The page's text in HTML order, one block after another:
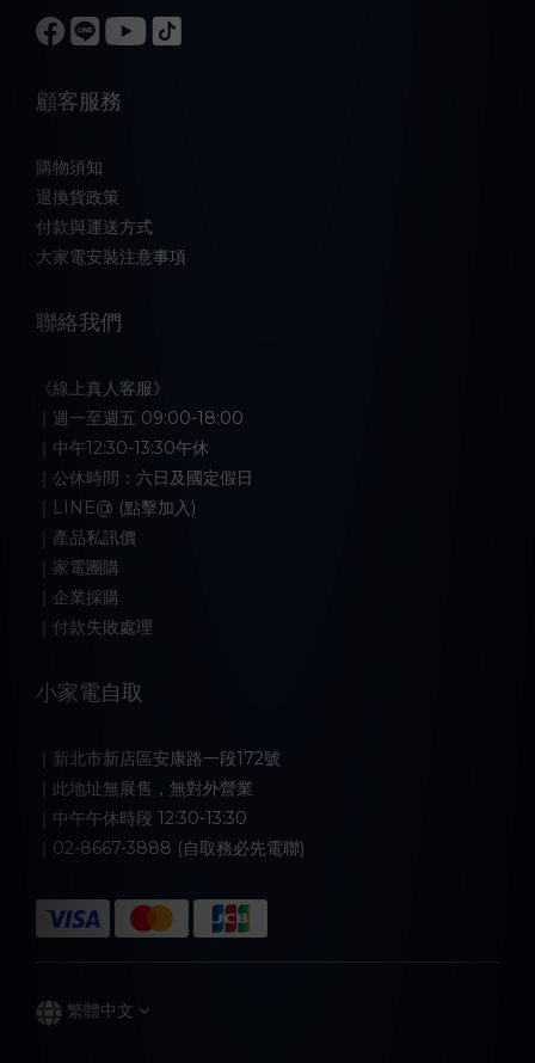
顧客服務
購物須知
退換貨政策
付款與運送方式
大家電安裝注意事項
聯絡我們
《線上真人客服》
｜週一至週五 09:00-18:00
｜中午12:30-13:30午休
｜公休時間：六日及國定假日
｜LINE@ (點擊加入)
｜產品私訊價
｜家電團購
｜企業採購
｜付款失敗處理
小家電自取
｜新北市新店區安康路一段172號
｜此地址無展售，無對外營業
｜中午午休時段 12:30-13:30
｜02-8667-3888 (自取務必先電聯)
繁體中文